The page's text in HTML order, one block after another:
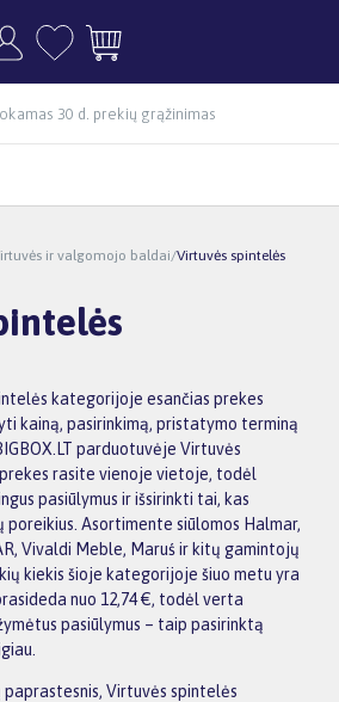
30 d. prekių grąžinimas
ir valgomojo baldai/Virtuvės spintelės
kategorijoje esančias prekes
kainą, pasirinkimą, pristatymo terminą
parduotuvėje Virtuvės
rasite vienoje vietoje, todėl
pasiūlymus ir išsirinkti tai, kas
Asortimente siūlomos Halmar,
Vivaldi Meble, Maruś ir kitų gamintojų
kiekis šioje kategorijoje šiuo metu yra
nuo 12,74 €, todėl verta
pasiūlymus – taip pasirinktą
paprastesnis, Virtuvės spintelės